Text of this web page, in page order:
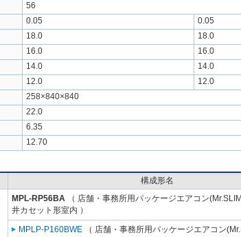
56
0.05
0.05
18.0
18.0
16.0
16.0
14.0
14.0
12.0
12.0
258×840×840
22.0
6.35
12.70
構成形名
MPL-RP56BA （ 店舗・事務所用パッケージエアコン
井カセット形室内 ）
MPLP-P160BWE （ 店舗・事務所用パッケージエアコン